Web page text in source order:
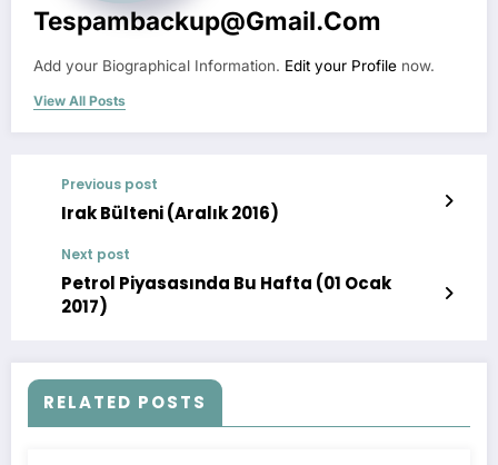
Tespambackup@gmail.com
Add your Biographical Information. Edit your Profile now.
View All Posts
Previous post
Irak Bülteni (Aralık 2016)
Next post
Petrol Piyasasında Bu Hafta (01 Ocak
2017)
RELATED POSTS